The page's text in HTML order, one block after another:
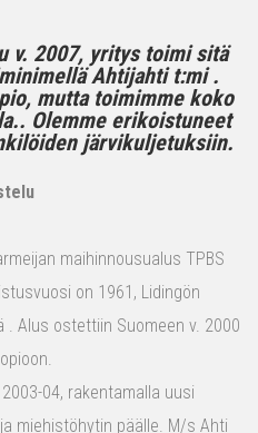
v. 2007, yritys toimi sitä
Ahtijahti t:mi .
mutta toimimme koko
Olemme erikoistuneet
järvikuljetuksiin.
maihinnousualus TPBS
on 1961, Lidingön
Alus ostettiin Suomeen v. 2000
04, rakentamalla uusi
miehistöhytin päälle. M/s Ahti